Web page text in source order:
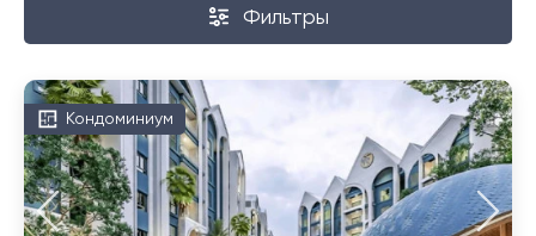
Фильтры
Кондоминиум